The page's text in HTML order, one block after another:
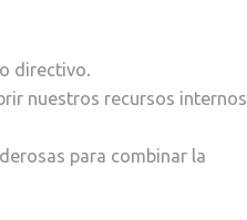
directivo.
nuestros recursos internos
para combinar la